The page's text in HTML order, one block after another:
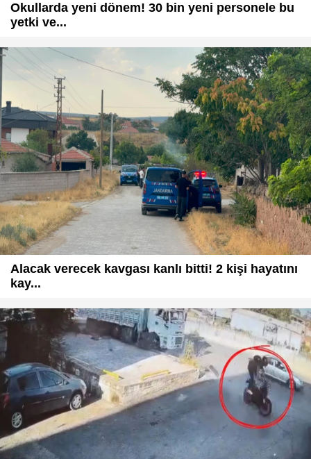
Okullarda yeni dönem! 30 bin yeni personele bu
yetki ve...
Alacak verecek kavgası kanlı bitti! 2 kişi hayatını
kay...